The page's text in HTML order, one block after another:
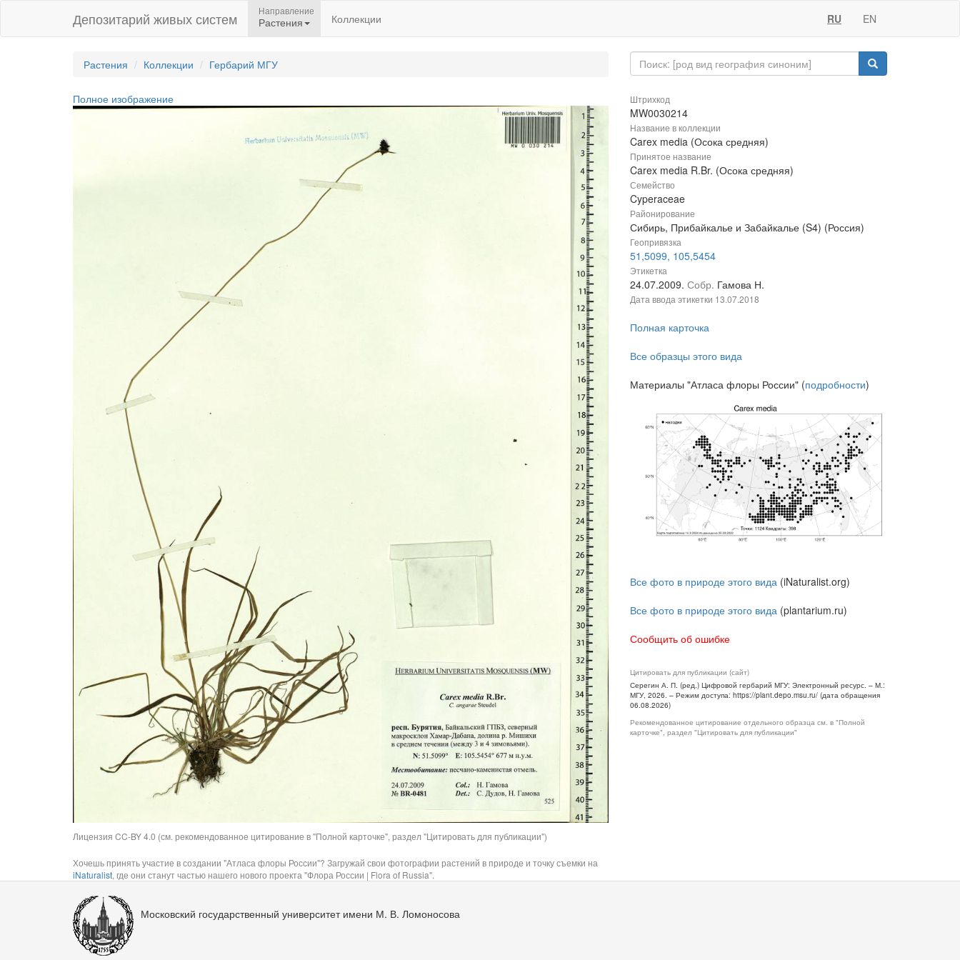
Депозитарий живых систем Направление
Растения Коллекции RU EN
Растения Коллекции Гербарий МГУ
Полное изображение
Лицензия CC-BY 4.0 (см. рекомендованное цитирование в "Полной карточке", раздел "Цитировать для публикации")
Хочешь принять участие в создании "Атласа флоры России"? Загружай свои фотографии растений в природе и точку съемки на
iNaturalist, где они станут частью нашего нового проекта "Флора России | Flora of Russia".
Штрихкод
MW0030214
Название в коллекции
Carex media (Осока средняя)
Принятое название
Carex media R.Br. (Осока средняя)
Семейство
Cyperaceae
Районирование
Сибирь, Прибайкалье и Забайкалье (S4) (Россия)
Геопривязка
51,5099, 105,5454
Этикетка
24.07.2009. Собр. Гамова Н.
Дата ввода этикетки 13.07.2018
Полная карточка
Все образцы этого вида
Материалы "Атласа флоры России" (подробности)
Все фото в природе этого вида (iNaturalist.org)
Все фото в природе этого вида (plantarium.ru)
Сообщить об ошибке
Цитировать для публикации (сайт)
Серегин А. П. (ред.) Цифровой гербарий МГУ: Электронный ресурс. – М.:
МГУ, 2026. – Режим доступа: https://plant.depo.msu.ru/ (дата обращения
06.08.2026)
Рекомендованное цитирование отдельного образца см. в "Полной
карточке", раздел "Цитировать для публикации"
Московский государственный университет имени М. В. Ломоносова